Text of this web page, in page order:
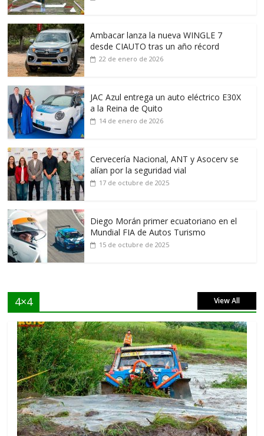
Ambacar lanza la nueva WINGLE 7
desde CIAUTO tras un año récord
22 de enero de 2026
JAC Azul entrega un auto eléctrico E30X
a la Reina de Quito
14 de enero de 2026
Cervecería Nacional, ANT y Asocerv se
alían por la seguridad vial
17 de octubre de 2025
Diego Morán primer ecuatoriano en el
Mundial FIA de Autos Turismo
15 de octubre de 2025
4×4 View All